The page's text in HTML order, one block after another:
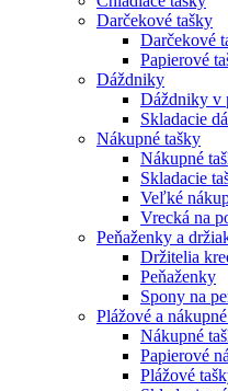
Darčekové tašky
Darčekové
Papierové
Dáždniky
Dáždniky v
Skladacie
Nákupné tašky
Nákupné
Skladacie
Veľké
Vrecká na
Peňaženky a
Držitelia
Peňaženky
Spony na
Plážové a
Nákupné
Papierové
Plážové